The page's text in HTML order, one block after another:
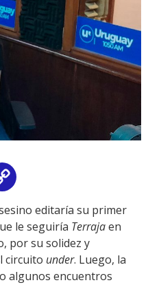
Linkeditaría su primer
le seguiría Terrajaen
por su solidez y
circuito under. Luego, la
algunos encuentros